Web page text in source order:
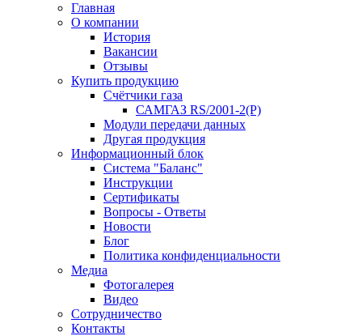
Главная
О компании
История
Вакансии
Отзывы
Купить продукцию
Счётчики газа
САМГАЗ RS/2001-2(Р)
Модули передачи данных
Другая продукция
Информационный блок
Система "Баланс"
Инструкции
Cертификаты
Вопросы - Ответы
Новости
Блог
Политика конфиденциальности
Медиа
Фотогалерея
Видео
Сотрудничество
Контакты